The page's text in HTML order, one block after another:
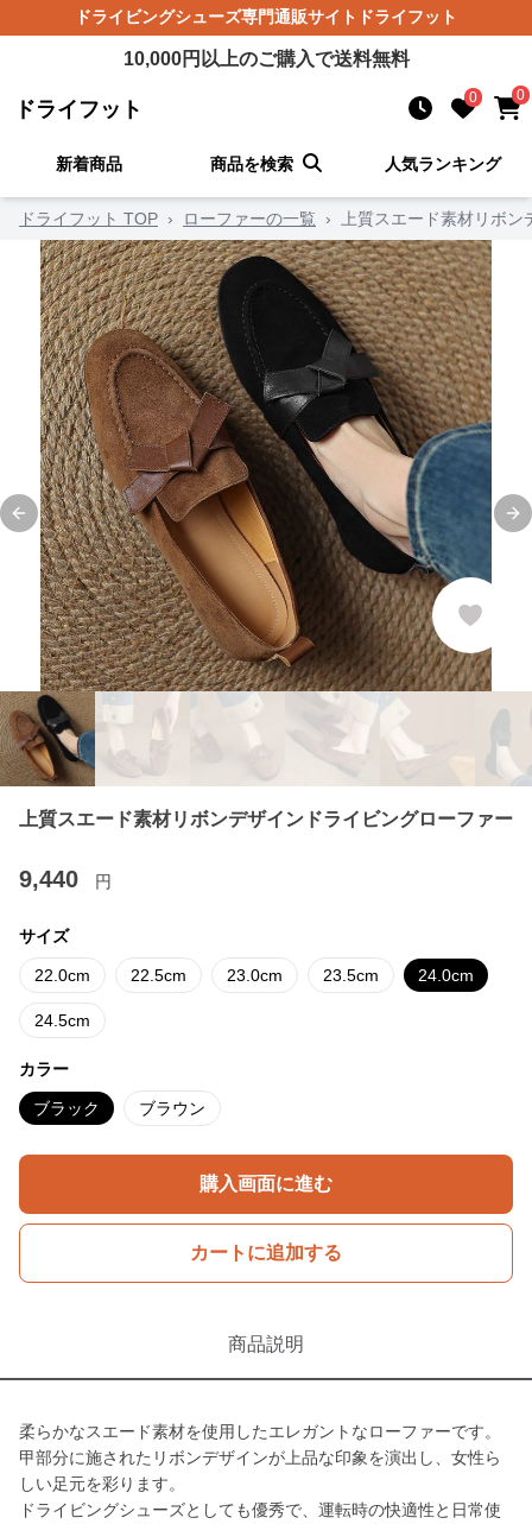
ドライビングシューズ専門通販サイト ドライフット
10,000円以上のご購入で送料無料
ドライフット 0 0
新着商品 商品を検索 人気ランキング
ドライフット TOP › ローファーの一覧 › 上質スエード素材リボ
Previous slide
上質スエード素材リボンデザインドライビングローファー
9,440 円
サイズ
22.0cm 22.5cm 23.0cm 23.5cm 24.0cm
24.5cm
カラー
ブラック ブラウン
購入画面に進む
カートに追加する
商品説明
柔らかなスエード素材を使用したエレガントなローファーです。
甲部分に施されたリボンデザインが上品な印象を演出し、女性ら
しい足元を彩ります。
ドライビングシューズとしても優秀で、運転時の快適性と日常使